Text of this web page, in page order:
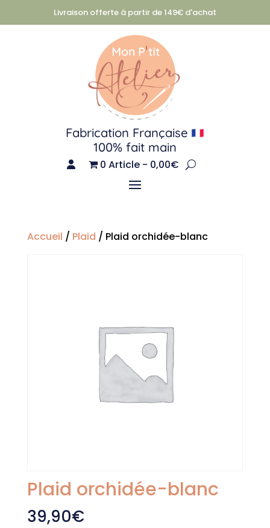
Livraison offerte à partir de 149€ d'achat
Fabrication Française
100% fait main
0 Article 0,00€
Accueil / Plaid / Plaid orchidée-blanc
Plaid orchidée-blanc
39,90€